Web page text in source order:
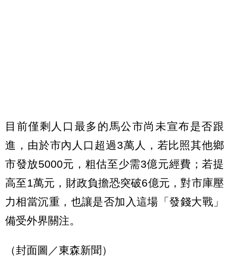
目前僅剩人口最多的馬公市尚未宣布是否跟
進，由於市內人口超過3萬人，若比照其他鄉
市發放5000元，粗估至少需3億元經費；若提
高至1萬元，財政負擔恐突破6億元，對市庫壓
力相當沉重，也讓是否加入這場「發錢大戰」
備受外界關注。
（封面圖／東森新聞）